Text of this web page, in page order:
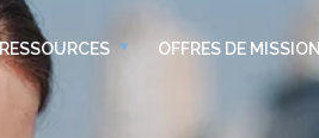
RESSOURCES OFFRES DE MISSION